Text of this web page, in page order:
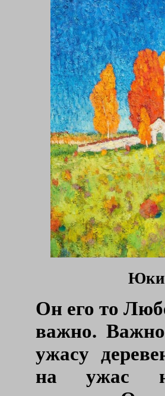
Он его то
важно.
ужасу
на ужас